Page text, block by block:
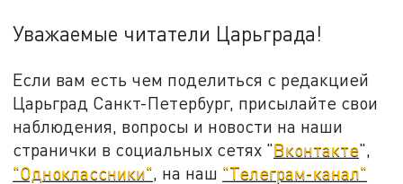
Уважаемые читатели Царьграда!
Если вам есть чем поделиться с редакцией
Царьград Санкт-Петербург, присылайте свои
наблюдения, вопросы и новости на наши
странички в социальных сетях "Вконтакте",
"Одноклассники", на наш "Телеграм-канал"